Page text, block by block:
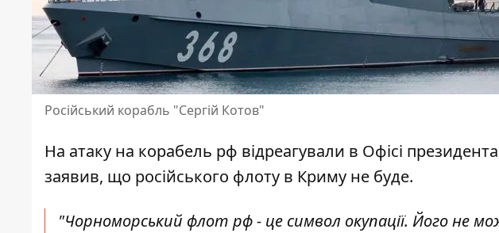
Російський корабль "Сергій Котов"
На атаку на корабель рф відреагували в Офісі
заявив, що російського флоту в Криму не буде.
"Чорноморський флот рф - це символ окупації. Його не